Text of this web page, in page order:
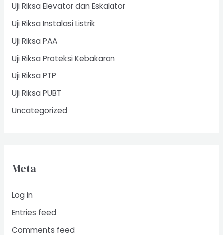
Uji Riksa Elevator dan Eskalator
Uji Riksa Instalasi Listrik
Uji Riksa PAA
Uji Riksa Proteksi Kebakaran
Uji Riksa PTP
Uji Riksa PUBT
Uncategorized
Meta
Log in
Entries feed
Comments feed